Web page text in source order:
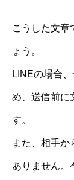
こうした文章
ょう。
LINEの場合
め、送信前に
す。
また、相手か
ありません。